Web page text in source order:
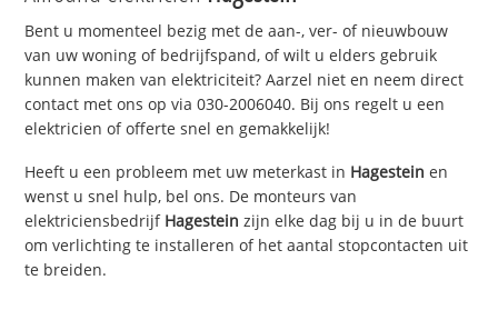
Bent u momenteel bezig met de aan-, ver- of nieuwbouw
van uw woning of bedrijfspand, of wilt u elders gebruik
kunnen maken van elektriciteit? Aarzel niet en neem direct
contact met ons op via 030-2006040. Bij ons regelt u een
elektricien of offerte snel en gemakkelijk!
Heeft u een probleem met uw meterkast in Hagestein en
wenst u snel hulp, bel ons. De monteurs van
elektriciensbedrijf Hagestein zijn elke dag bij u in de buurt
om verlichting te installeren of het aantal stopcontacten uit
te breiden.